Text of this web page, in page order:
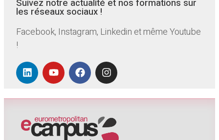
Suivez notre actualité et nos formations sur
les réseaux sociaux !
Facebook, Instagram, Linkedin et même Youtube
!